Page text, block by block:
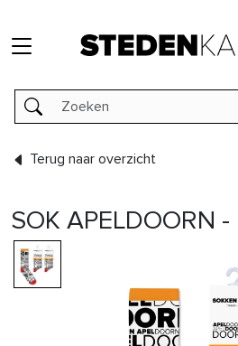
Terug naar overzicht
SOK APELDOORN